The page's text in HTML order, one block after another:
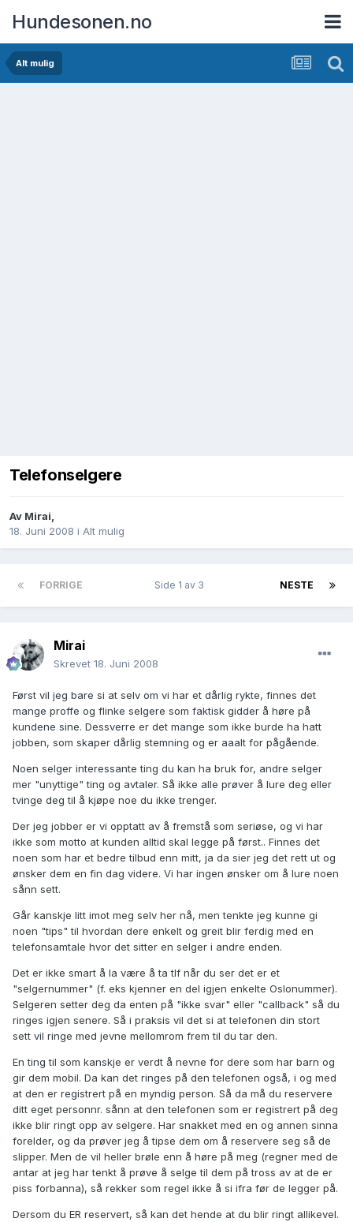
Hundesonen.no
Alt mulig
Telefonselgere
Av Mirai,
18. Juni 2008 i Alt mulig
FORRIGE NESTE
Side 1 av 3
Mirai
Skrevet 18. Juni 2008
Først vil jeg bare si at selv om vi har et dårlig rykte, finnes det
mange proffe og flinke selgere som faktisk gidder å høre på
kundene sine. Dessverre er det mange som ikke burde ha hatt
jobben, som skaper dårlig stemning og er aaalt for pågående.
Noen selger interessante ting du kan ha bruk for, andre selger
mer "unyttige" ting og avtaler. Så ikke alle prøver å lure deg eller
tvinge deg til å kjøpe noe du ikke trenger.
Der jeg jobber er vi opptatt av å fremstå som seriøse, og vi har
ikke som motto at kunden alltid skal legge på først.. Finnes det
noen som har et bedre tilbud enn mitt, ja da sier jeg det rett ut og
ønsker dem en fin dag videre. Vi har ingen ønsker om å lure noen
sånn sett.
Går kanskje litt imot meg selv her nå, men tenkte jeg kunne gi
noen "tips" til hvordan dere enkelt og greit blir ferdig med en
telefonsamtale hvor det sitter en selger i andre enden.
Det er ikke smart å la være å ta tlf når du ser det er et
"selgernummer" (f. eks kjenner en del igjen enkelte Oslonummer).
Selgeren setter deg da enten på "ikke svar" eller "callback" så du
ringes igjen senere. Så i praksis vil det si at telefonen din stort
sett vil ringe med jevne mellomrom frem til du tar den.
En ting til som kanskje er verdt å nevne for dere som har barn og
gir dem mobil. Da kan det ringes på den telefonen også, i og med
at den er registrert på en myndig person. Så da må du reservere
ditt eget personnr. sånn at den telefonen som er registrert på deg
ikke blir ringt opp av selgere. Har snakket med en og annen sinna
forelder, og da prøver jeg å tipse dem om å reservere seg så de
slipper. Men de vil heller brøle enn å høre på meg (regner med de
antar at jeg har tenkt å prøve å selge til dem på tross av at de er
piss forbanna), så rekker som regel ikke å si ifra før de legger på.
Dersom du ER reservert, så kan det hende at du blir ringt allikevel.